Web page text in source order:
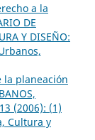
a la
DE
Y DISEÑO:
la planeación
(2006): (1)
Cultura y